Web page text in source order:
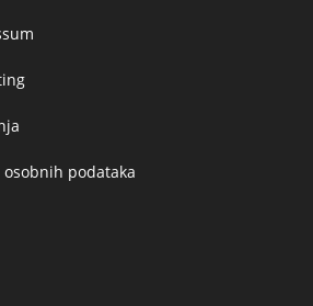
osobnih podataka